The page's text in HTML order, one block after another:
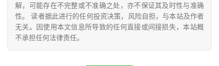
众
号
解，可能存在不完整或不准确之处，亦不保证其及时性与准确
性。 读者据此进行的任何投资决策，风险自担，与本站及作者
无关。因使用本文信息所导致的任何直接或间接损失，本站概
不承担任何法律责任。